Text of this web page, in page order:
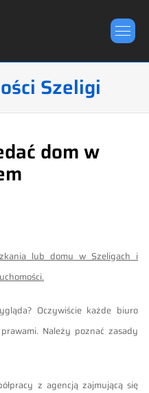
Szeligi
dom w
lub domu w Szeligach i
Oczywiście każde biuro
Należy poznać zasady
z agencją zajmującą się